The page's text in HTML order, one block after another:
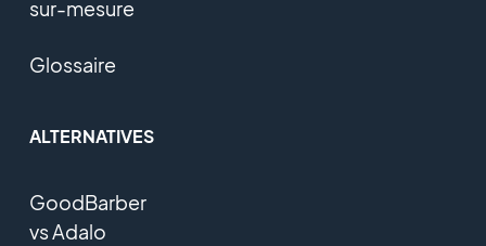
sur-mesure
Glossaire
ALTERNATIVES
GoodBarber
vs Adalo